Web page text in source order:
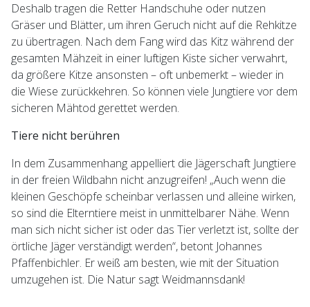
Deshalb tragen die Retter Handschuhe oder nutzen
Gräser und Blätter, um ihren Geruch nicht auf die Rehkitze
zu übertragen. Nach dem Fang wird das Kitz während der
gesamten Mähzeit in einer luftigen Kiste sicher verwahrt,
da größere Kitze ansonsten – oft unbemerkt – wieder in
die Wiese zurückkehren. So können viele Jungtiere vor dem
sicheren Mähtod gerettet werden.
Tiere nicht berühren
In dem Zusammenhang appelliert die Jägerschaft Jungtiere
in der freien Wildbahn nicht anzugreifen! „Auch wenn die
kleinen Geschöpfe scheinbar verlassen und alleine wirken,
so sind die Elterntiere meist in unmittelbarer Nähe. Wenn
man sich nicht sicher ist oder das Tier verletzt ist, sollte der
örtliche Jäger verständigt werden“, betont Johannes
Pfaffenbichler. Er weiß am besten, wie mit der Situation
umzugehen ist. Die Natur sagt Weidmannsdank!